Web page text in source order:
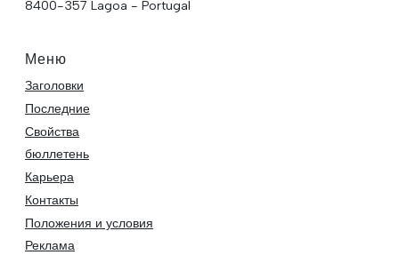
8400-357 Lagoa - Portugal
Меню
Заголовки
Последние
Свойства
бюллетень
Карьера
Контакты
Положения и условия
Реклама